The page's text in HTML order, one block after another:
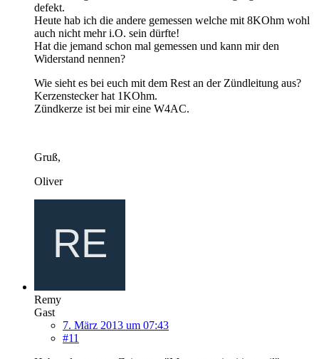
defekt.
Heute hab ich die andere gemessen welche mit 8KOhm wohl
auch nicht mehr i.O. sein dürfte!
Hat die jemand schon mal gemessen und kann mir den
Widerstand nennen?
Wie sieht es bei euch mit dem Rest an der Zündleitung aus?
Kerzenstecker hat 1KOhm.
Zündkerze ist bei mir eine W4AC.
Gruß,
Oliver
Remy
Gast
7. März 2013 um 07:43
#11